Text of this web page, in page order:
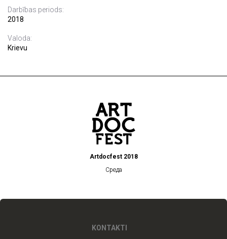
Darbības periods:
2018
Valoda:
Krievu
Artdocfest 2018
Среда
KONTAKTI